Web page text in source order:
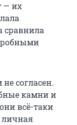
— их
сравнила
согласен.
камни и
всё-таки
личная